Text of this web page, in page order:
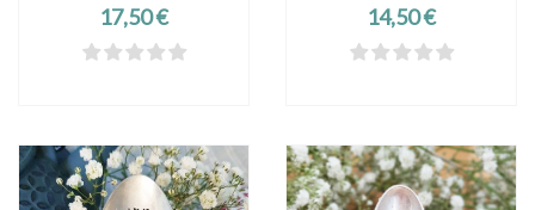
Prix
17,50 € Prix
14,50 €